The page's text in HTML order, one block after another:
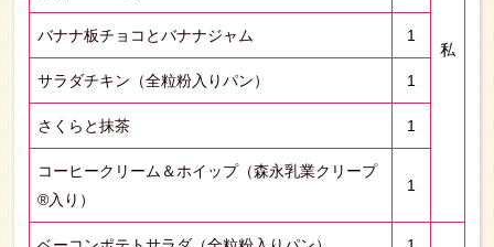
私
バナナ板チョコとバナナジャム 1
サラダチキン（全粒粉入りパン） 1
さくらと抹茶 1
コーヒークリーム＆ホイップ（森永乳業クリープ
®入り）
1